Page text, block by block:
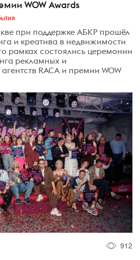
WOW Awards
при поддержке АБКР прошёл
и креатива в недвижимости
рамках состоялись церемонии
рекламных и
RACA и премии WOW
912